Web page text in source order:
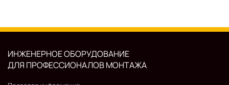
ИНЖЕНЕРНОЕ ОБОРУДОВАНИЕ
ДЛЯ ПРОФЕССИОНАЛОВ МОНТАЖА